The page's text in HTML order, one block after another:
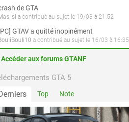
de GTA
a contribué au sujet le 19/03 à 21:52
GTAV a quitté inopinément
a contribué au sujet le 16/03 à 16:35
Accéder aux forums GTANF
GTA 5
Top Note